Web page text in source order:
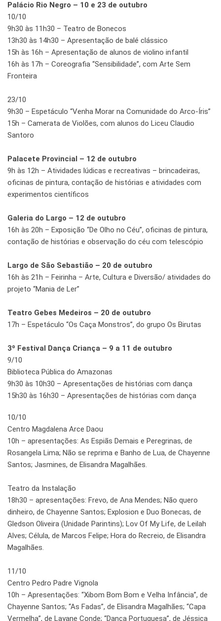
Palácio Rio Negro – 10 e 23 de outubro
10/10
9h30 às 11h30 – Teatro de Bonecos
13h30 às 14h30 – Apresentação de balé clássico
15h às 16h – Apresentação de alunos de violino infantil
16h às 17h – Coreografia “Sensibilidade”, com Arte Sem
Fronteira
23/10
9h30 – Espetáculo “Venha Morar na Comunidade do Arco-Íris”
15h – Camerata de Violões, com alunos do Liceu Claudio
Santoro
Palacete Provincial – 12 de outubro
9h às 12h – Atividades lúdicas e recreativas – brincadeiras,
oficinas de pintura, contação de histórias e atividades com
experimentos científicos
Galeria do Largo – 12 de outubro
16h às 20h – Exposição “De Olho no Céu”, oficinas de pintura,
contação de histórias e observação do céu com telescópio
Largo de São Sebastião – 20 de outubro
16h às 21h – Feirinha – Arte, Cultura e Diversão/ atividades do
projeto “Mania de Ler”
Teatro Gebes Medeiros – 20 de outubro
17h – Espetáculo “Os Caça Monstros”, do grupo Os Birutas
3º Festival Dança Criança – 9 a 11 de outubro
9/10
Biblioteca Pública do Amazonas
9h30 às 10h30 – Apresentações de histórias com dança
15h30 às 16h30 – Apresentações de histórias com dança
10/10
Centro Magdalena Arce Daou
10h – apresentações: As Espiãs Demais e Peregrinas, de
Rosangela Lima; Não se reprima e Banho de Lua, de Chayenne
Santos; Jasmines, de Elisandra Magalhães.
Teatro da Instalação
18h30 – apresentações: Frevo, de Ana Mendes; Não quero
dinheiro, de Chayenne Santos; Explosion e Duo Bonecas, de
Gledson Oliveira (Unidade Parintins); Lov Of My Life, de Leilah
Alves; Célula, de Marcos Felipe; Hora do Recreio, de Elisandra
Magalhães.
11/10
Centro Pedro Padre Vignola
10h – Apresentações: “Xibom Bom Bom e Velha Infância”, de
Chayenne Santos; “As Fadas”, de Elisandra Magalhães; “Capa
Vermelha”, de Layane Conde; “Dança Portuguesa”, de Jéssica